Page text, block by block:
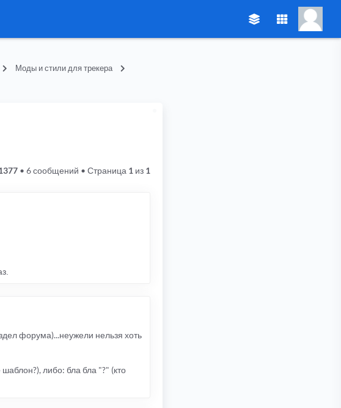
Моды и стили для трекера
6 сообщений • Страница 1 из 1
•
форума)...неужели нельзя хоть
либо: бла бла "?" (кто